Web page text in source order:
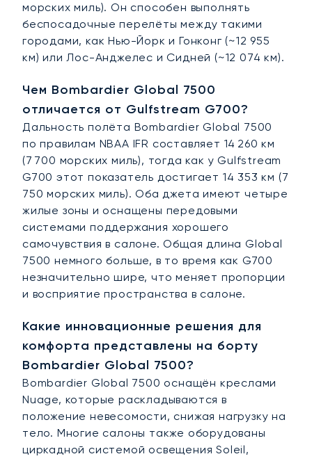
морских миль). Он способен выполнять
беспосадочные перелёты между такими
городами, как Нью-Йорк и Гонконг (~12 955
км) или Лос-Анджелес и Сидней (~12 074 км).
Чем Bombardier Global 7500
отличается от Gulfstream G700?
Дальность полёта Bombardier Global 7500
по правилам NBAA IFR составляет 14 260 км
(7 700 морских миль), тогда как у Gulfstream
G700 этот показатель достигает 14 353 км (7
750 морских миль). Оба джета имеют четыре
жилые зоны и оснащены передовыми
системами поддержания хорошего
самочувствия в салоне. Общая длина Global
7500 немного больше, в то время как G700
незначительно шире, что меняет пропорции
и восприятие пространства в салоне.
Какие инновационные решения для
комфорта представлены на борту
Bombardier Global 7500?
Bombardier Global 7500 оснащён креслами
Nuage, которые раскладываются в
положение невесомости, снижая нагрузку на
тело. Многие салоны также оборудованы
циркадной системой освещения Soleil,